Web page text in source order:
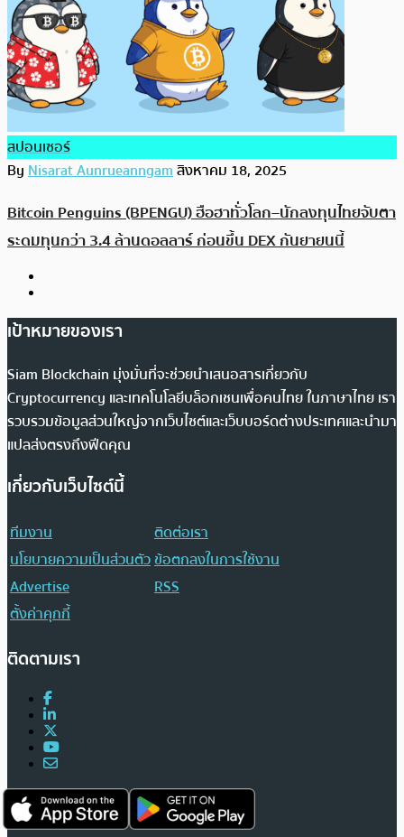
สปอนเซอร์
ByNisarat Aunrueanngamสิงหาคม 18, 2025
Bitcoin Penguins (BPENGU) ฮือฮาทั่วโลก–นักลงทุนไทยจับตา
ระดมทุนกว่า 3.4 ล้านดอลลาร์ ก่อนขึ้น DEX กันยายนนี้
เป้าหมายของเรา
Siam Blockchain มุ่งมั่นที่จะช่วยนำเสนอสารเกี่ยวกับ
Cryptocurrency และเทคโนโลยีบล็อกเชนเพื่อคนไทย ในภาษาไทย เรา
รวบรวมข้อมูลส่วนใหญ่จากเว็บไซต์และเว็บบอร์ดต่างประเทศและนำมา
แปลส่งตรงถึงฟีดคุณ
เกี่ยวกับเว็บไซต์นี้
ทีมงาน
ติดต่อเรา
นโยบายความเป็นส่วนตัวข้อตกลงในการใช้งาน
Advertise
RSS
ตั้งค่าคุกกี้
ติดตามเรา